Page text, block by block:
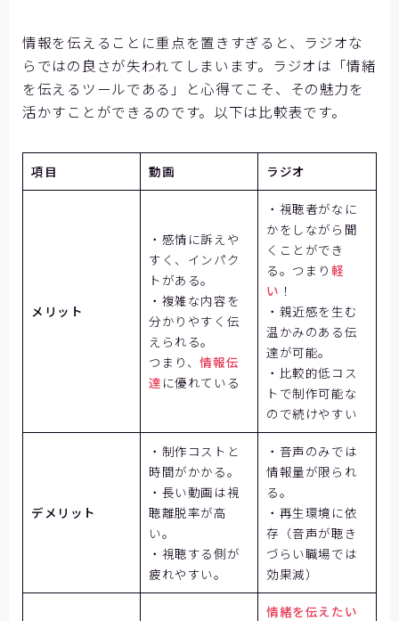
情報を伝えることに重点を置きすぎると、ラジオな
らではの良さが失われてしまいます。ラジオは「情緒
を伝えるツールである」と心得てこそ、その魅力を
活かすことができるのです。以下は比較表です。
項目 動画 ラジオ
メリット
・感情に訴えや
すく、インパク
トがある。
・複雑な内容を
分かりやすく伝
えられる。
つまり、情報伝
達 に優れている
・視聴者がなに
かをしながら聞
くことができ
る。つまり 軽
い ！
・親近感を生む
温かみのある伝
達が可能。
・比較的低コス
トで制作可能な
ので続けやすい
デメリット
・制作コストと
時間がかかる。
・長い動画は視
聴離脱率が高
い。
・視聴する側が
疲れやすい。
・音声のみでは
情報量が限られ
る。
・再生環境に依
存（音声が聴き
づらい職場では
効果減）
情緒を伝えたい